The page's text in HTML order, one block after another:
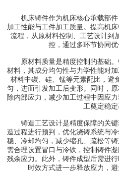
机床铸件作为机床核心承载部件
加工性能与工件加工质量。提高机
流程，从原材料控制、工艺设计到
控，通过多环节协同优
原材料质量是精度控制的基础。
材料，其成分均匀性与力学性能对
材料中碳、硅、锰等元素配比，避
匀，进而引发加工后变形。同时，
除内部应力，减少加工过程中因应
工奠定稳定
铸造工艺设计是精度保障的关键
造过程进行预判，优化浇铸系统与
稳、冷却均匀，减少缩孔、疏松等
需合理设置冒口与冷铁，控制铸件
残余应力。此外，铸件成型后需进
时效方式进一步释放应力，